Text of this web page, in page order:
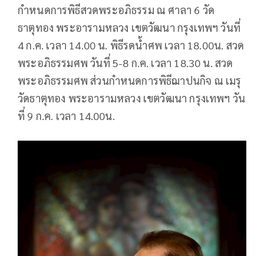
กำหนดการพิธีสวดพระอภิธรรม ณ ศาลา 6 วัด
ธาตุทอง พระอารามหลวง เขตวัฒนา กรุงเทพฯ วันที่
4 ก.ค. เวลา 14.00 น. พิธีรดน้ำศพ เวลา 18.00น. สวด
พระอภิธรรมศพ วันที่ 5-8 ก.ค. เวลา 18.30 น. สวด
พระอภิธรรมศพ ส่วนกำหนดการพิธีฌาปนกิจ ณ เมรุ
วัดธาตุทอง พระอารามหลวง เขตวัฒนา กรุงเทพฯ วัน
ที่ 9 ก.ค. เวลา 14.00น.